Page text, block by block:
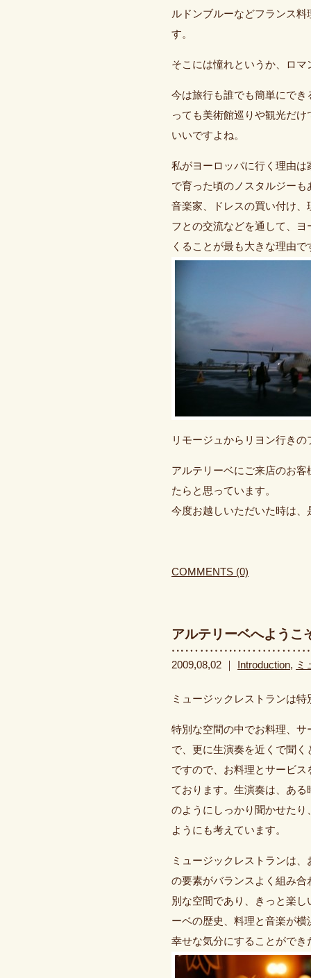
ルドンブルーなどフランス
す。
そこには憧れというか、ロマ
今は旅行も誰でも簡単にで
っても美術館巡りや観光だ
いいですよね。
私がヨーロッパに行く理由
で育った頃のノスタルジー
音楽家、ドレスの買い付け
フとの交流などを通して、
くることが最も大きな理由で
リモージュからリヨン行きの
アルテリーベにご来店のお
たらと思っています。
今度お越しいただいた時は
COMMENTS (0)
アルテリーベへようこ
2009,08,02 ｜ Introduction, ミ
ミュージックレストランは
特別な空間の中でお料理、
で、更に生演奏を近くで聞
ですので、お料理とサービ
ております。生演奏は、あ
のようにしっかり聞かせた
ようにも考えています。
ミュージックレストランは
の要素がバランスよく組み
別な空間であり、きっと楽
ーベの歴史、料理と音楽が
幸せな気分にすることができ